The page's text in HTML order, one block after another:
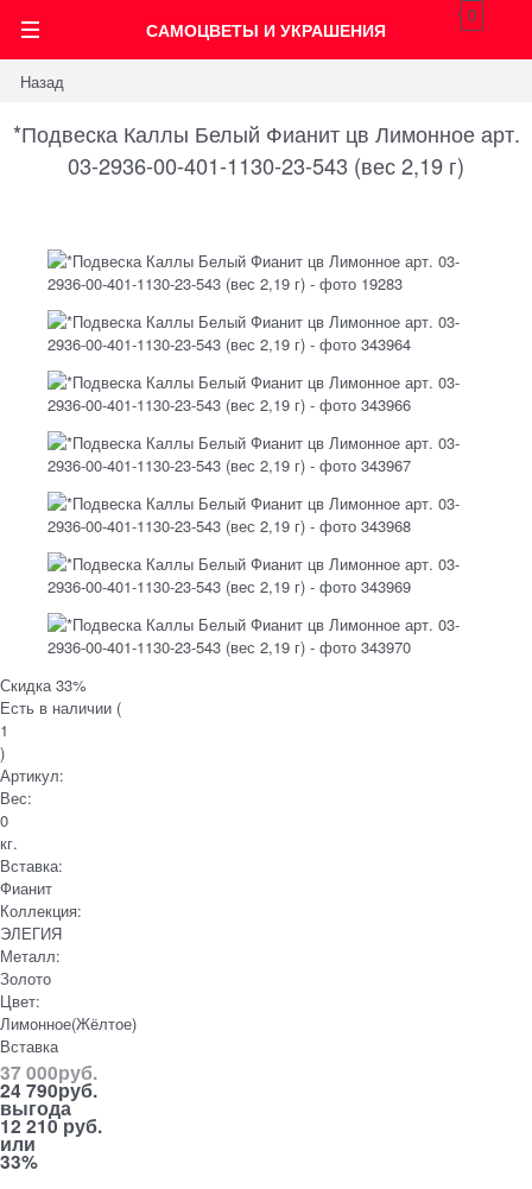
САМОЦВЕТЫ И УКРАШЕНИЯ
0
Назад
*Подвеска Каллы Белый Фианит цв Лимонное арт.
03-2936-00-401-1130-23-543 (вес 2,19 г)
Скидка 33%
Есть в наличии (
1
)
Артикул:
Вес:
0
кг.
Вставка:
Фианит
Коллекция:
ЭЛЕГИЯ
Металл:
Золото
Цвет:
Лимонное(Жёлтое)
Вставка
37 000руб.
24 790руб.
выгода
12 210 руб.
или
33%